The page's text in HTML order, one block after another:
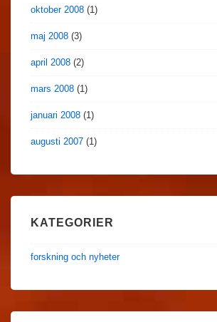
oktober 2008 (1)
maj 2008 (3)
april 2008 (2)
mars 2008 (1)
januari 2008 (1)
augusti 2007 (1)
KATEGORIER
forskning och nyheter